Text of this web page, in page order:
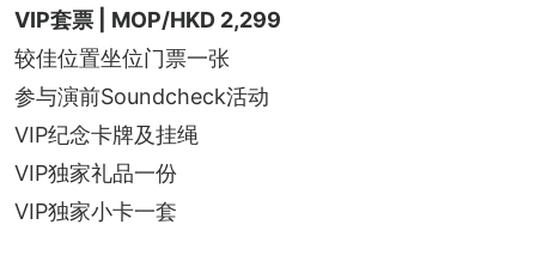
VIP套票 | MOP/HKD 2,299
较佳位置坐位门票一张
参与演前Soundcheck活动
VIP纪念卡牌及挂绳
VIP独家礼品一份
VIP独家小卡一套